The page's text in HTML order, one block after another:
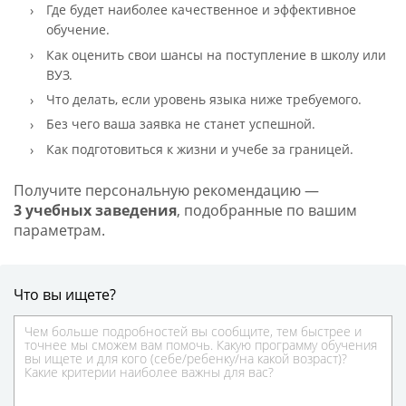
Где будет наиболее качественное и эффективное
обучение.
Как оценить свои шансы на поступление в школу или
ВУЗ.
Что делать, если уровень языка ниже требуемого.
Без чего ваша заявка не станет успешной.
Как подготовиться к жизни и учебе за границей.
Получите персональную рекомендацию —
3 учебных заведения, подобранные по вашим
параметрам.
Что вы ищете?